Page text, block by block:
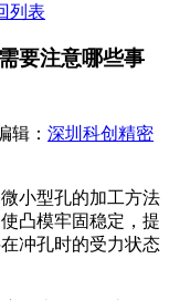
列表
要注意哪些事
辑： 深圳科创精密
小型孔的加工方法
凸模牢固稳定，提
冲孔时的受力状态